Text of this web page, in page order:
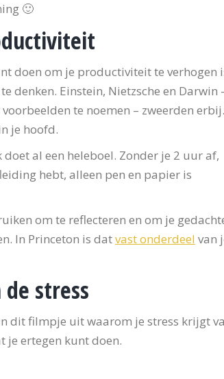
🙂
doen om je productiviteit te verhogen
denken. Einstein, Nietzsche en Darwin
te noemen – zweerden erbij.
je hoofd.
doet al een heleboel. Zonder je 2 uur af,
hebt, alleen pen en papier is
om te reflecteren en om je
In Princeton is datvast onderdeel van
stress
dit filmpje uit waarom je stress krijgt
je ertegen kunt doen.